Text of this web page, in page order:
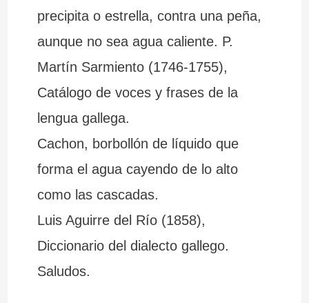
precipita o estrella, contra una peña,
aunque no sea agua caliente. P.
Martín Sarmiento (1746-1755),
Catálogo de voces y frases de la
lengua gallega.
Cachon, borbollón de líquido que
forma el agua cayendo de lo alto
como las cascadas.
Luis Aguirre del Río (1858),
Diccionario del dialecto gallego.
Saludos.